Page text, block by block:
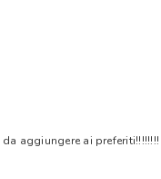
aggiungere ai preferiti!!!!!!!!